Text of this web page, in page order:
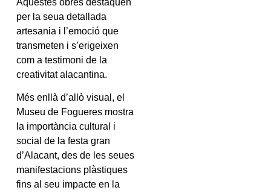
Aquestes obres destaquen
per la seua detallada
artesania i l’emoció que
transmeten i s’erigeixen
com a testimoni de la
creativitat alacantina.
Més enllà d’allò visual, el
Museu de Fogueres mostra
la importància cultural i
social de la festa gran
d’Alacant, des de les seues
manifestacions plàstiques
fins al seu impacte en la